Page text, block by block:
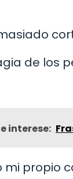
de los
interese:
mi propio